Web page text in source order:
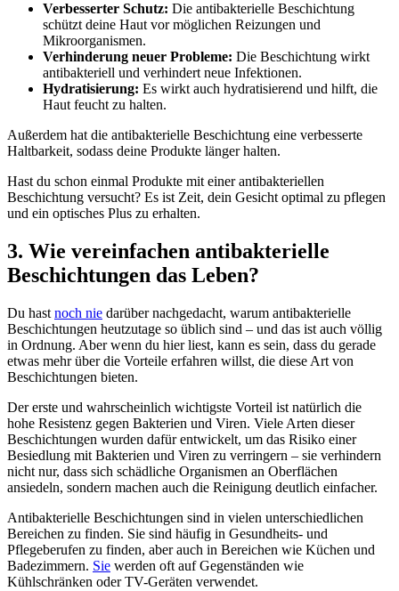
Verbesserter Schutz: Die antibakterielle Beschichtung
schützt deine Haut vor möglichen Reizungen und
Mikroorganismen.
Verhinderung neuer Probleme: Die Beschichtung wirkt
antibakteriell und verhindert neue Infektionen.
Hydratisierung: Es wirkt auch hydratisierend und hilft, die
Haut feucht zu halten.
Außerdem hat die antibakterielle Beschichtung eine verbesserte
Haltbarkeit, sodass deine Produkte länger halten.
Hast du schon einmal Produkte mit einer antibakteriellen
Beschichtung versucht? Es ist Zeit, dein Gesicht optimal zu pflegen
und ein optisches Plus zu erhalten.
3. Wie vereinfachen antibakterielle
Beschichtungen das Leben?
Du hast noch nie darüber nachgedacht, warum antibakterielle
Beschichtungen heutzutage so üblich sind – und das ist auch völlig
in Ordnung. Aber wenn du hier liest, kann es sein, dass du gerade
etwas mehr über die Vorteile erfahren willst, die diese Art von
Beschichtungen bieten.
Der erste und wahrscheinlich wichtigste Vorteil ist natürlich die
hohe Resistenz gegen Bakterien und Viren. Viele Arten dieser
Beschichtungen wurden dafür entwickelt, um das Risiko einer
Besiedlung mit Bakterien und Viren zu verringern – sie verhindern
nicht nur, dass sich schädliche Organismen an Oberflächen
ansiedeln, sondern machen auch die Reinigung deutlich einfacher.
Antibakterielle Beschichtungen sind in vielen unterschiedlichen
Bereichen zu finden. Sie sind häufig in Gesundheits- und
Pflegeberufen zu finden, aber auch in Bereichen wie Küchen und
Badezimmern. Sie werden oft auf Gegenständen wie
Kühlschränken oder TV-Geräten verwendet.